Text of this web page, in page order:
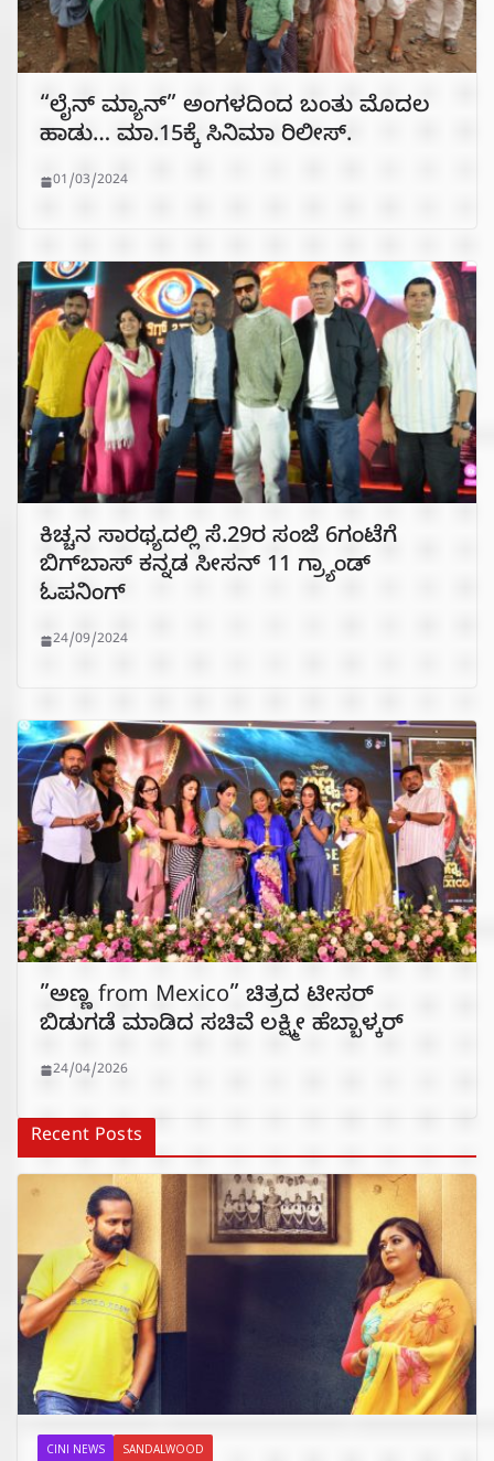
“ಲೈನ್ ಮ್ಯಾನ್” ಅಂಗಳದಿಂದ ಬಂತು ಮೊದಲ
ಹಾಡು… ಮಾ.15ಕ್ಕೆ ಸಿನಿಮಾ ರಿಲೀಸ್.
01/03/2024
ಕಿಚ್ಚನ ಸಾರಥ್ಯದಲ್ಲಿ ಸೆ.29ರ ಸಂಜೆ 6ಗಂಟೆಗೆ
ಬಿಗ್‌ಬಾಸ್‌ ಕನ್ನಡ ಸೀಸನ್‌ 11 ಗ್ರ್ಯಾಂಡ್‌
ಓಪನಿಂಗ್‌
24/09/2024
”ಅಣ್ಣ from Mexico” ಚಿತ್ರದ ಟೀಸರ್
ಬಿಡುಗಡೆ ಮಾಡಿದ ಸಚಿವೆ ಲಕ್ಷ್ಮೀ ಹೆಬ್ಬಾಳ್ಕರ್
24/04/2026
Recent Posts
CINI NEWS SANDALWOOD